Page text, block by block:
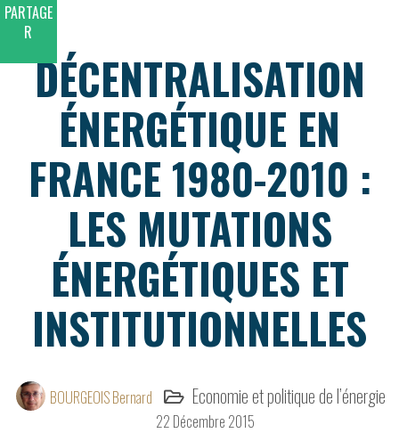
DÉCENTRALISATION
ÉNERGÉTIQUE EN
FRANCE 1980-2010 :
LES MUTATIONS
ÉNERGÉTIQUES ET
INSTITUTIONNELLES
BOURGEOIS Bernard Economie et politique de l’énergie
22 Décembre 2015
PARTAGE
R